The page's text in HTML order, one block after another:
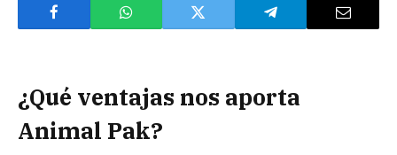
¿Qué ventajas nos aporta
Animal Pak?